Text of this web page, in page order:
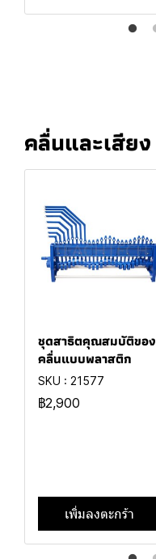
คลื่นและเสียง
ชุดสาธิตคุณสมบัติของ
คลื่นแบบพลาสติก
SKU : 21577
฿2,900
เพิ่มลงตะกร้า